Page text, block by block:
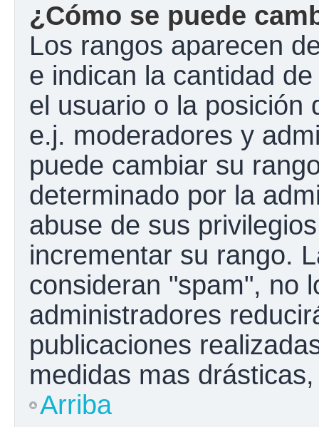
¿Cómo se puede
Los rangos aparecen
e indican la cantidad
el usuario o la posición
e.j. moderadores y
puede cambiar su
determinado por la
abuse de sus
incrementar su rango.
consideran "spam", no
administradores
publicaciones
medidas mas
Arriba